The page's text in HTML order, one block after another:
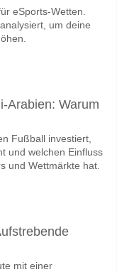
eSports-Wetten.
um deine
Arabien: Warum
Fußball investiert,
und welchen Einfluss
und Wettmärkte hat.
mit einer